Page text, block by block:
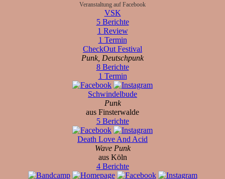
Veranstaltung auf Facebook
VSK
5 Berichte
1 Review
1 Termin
CheckOut Festival
Punk, Deutschpunk
8 Berichte
1 Termin
Schwindelbude
Punk
aus Finsterwalde
5 Berichte
Death Love And Acid
Wave Punk
aus Köln
4 Berichte